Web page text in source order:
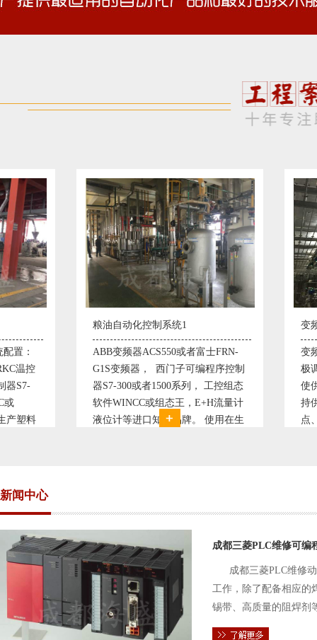
粮油自动化控制系统1
ABB变频器ACS550或者富士FRN-
G1S变频器， 西门子可编程序控制
器S7-300或者1500系列， 工控组态
软件WINCC或组态王，E+H流量计
液位计等进口知名品牌。 使用在生
变频恒压供水系统
变频恒压供水系
极调速技术原理
使供水随着使用
持供水设定压力
点、远传压力表
新闻中心
成都三菱PLC维修可编
成都三菱PLC维修
工作，除了配备相应的
锡带、高质量的阻焊剂
件的电路及通信电缆。